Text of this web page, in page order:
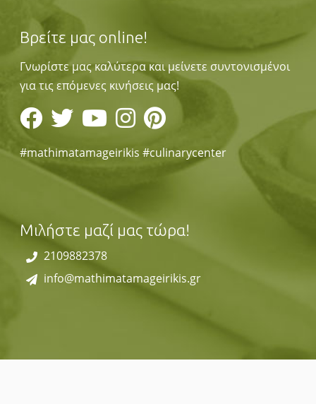
Βρείτε μας online!
Γνωρίστε μας καλύτερα και μείνετε συντονισμένοι
για τις επόμενες κινήσεις μας!
#mathimatamageirikis #culinarycenter
Μιλήστε μαζί μας τώρα!
2109882378
info@mathimatamageirikis.gr